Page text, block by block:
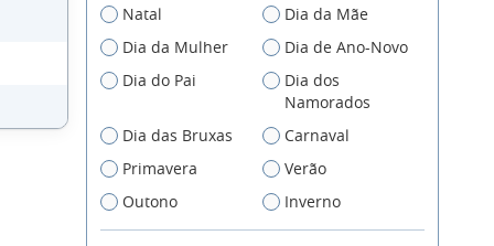
Natal
Dia da Mãe
Dia da Mulher
Dia de Ano-Novo
Dia do Pai
Dia dos
Namorados
Dia das Bruxas
Carnaval
Primavera
Verão
Outono
Inverno